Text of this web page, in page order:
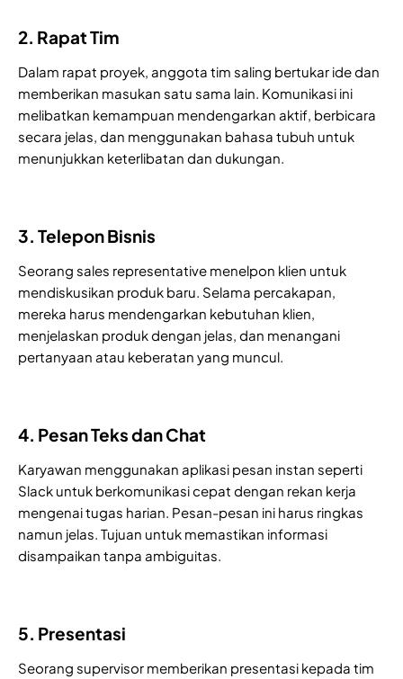
2. Rapat Tim
Dalam rapat proyek, anggota tim saling bertukar ide dan
memberikan masukan satu sama lain. Komunikasi ini
melibatkan kemampuan mendengarkan aktif, berbicara
secara jelas, dan menggunakan bahasa tubuh untuk
menunjukkan keterlibatan dan dukungan.
3. Telepon Bisnis
Seorang sales representative menelpon klien untuk
mendiskusikan produk baru. Selama percakapan,
mereka harus mendengarkan kebutuhan klien,
menjelaskan produk dengan jelas, dan menangani
pertanyaan atau keberatan yang muncul.
4. Pesan Teks dan Chat
Karyawan menggunakan aplikasi pesan instan seperti
Slack untuk berkomunikasi cepat dengan rekan kerja
mengenai tugas harian. Pesan-pesan ini harus ringkas
namun jelas. Tujuan untuk memastikan informasi
disampaikan tanpa ambiguitas.
5. Presentasi
Seorang supervisor memberikan presentasi kepada tim